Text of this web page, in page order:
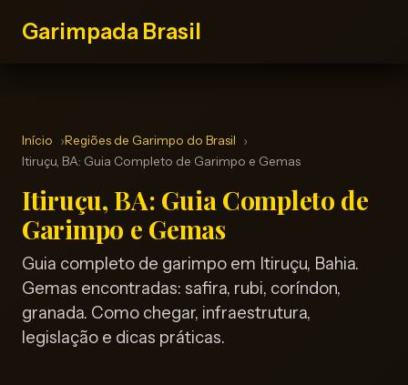
Garimpada Brasil
Início
Regiões de Garimpo do Brasil
Itiruçu, BA: Guia Completo de Garimpo e Gemas
Itiruçu, BA: Guia Completo de
Garimpo e Gemas
Guia completo de garimpo em Itiruçu, Bahia.
Gemas encontradas: safira, rubi, coríndon,
granada. Como chegar, infraestrutura,
legislação e dicas práticas.